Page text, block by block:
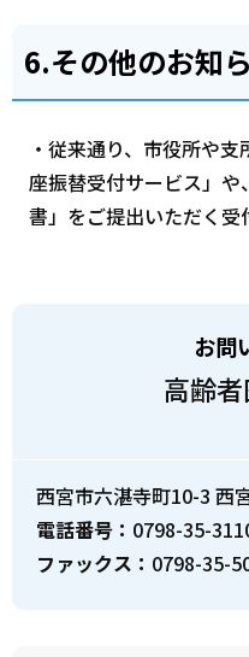
6.その他のお知
・従来通り、市役所や
座振替受付サービス」
書」をご提出いただく受
お問
高齢
西宮市六湛寺町10-3 西
電話番号： 0798-35-
ファックス： 0798-35-